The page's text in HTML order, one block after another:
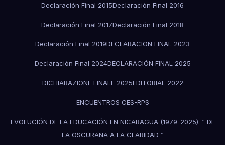
Declaración Final 2015Declaración Final 2016
Declaración Final 2017Declaración Final 2018
Declaración Final 2019DECLARACION FINAL 2023
Declaración Final 2024DECLARACIÓN FINAL 2025
DICHIARAZIONE FINALE 2025EDITORIAL 2022
ENCUENTROS CES-RPS
EVOLUCIÓN DE LA EDUCACIÓN EN NICARAGUA (1979-2025). “ DE
LA OSCURANA A LA CLARIDAD ”